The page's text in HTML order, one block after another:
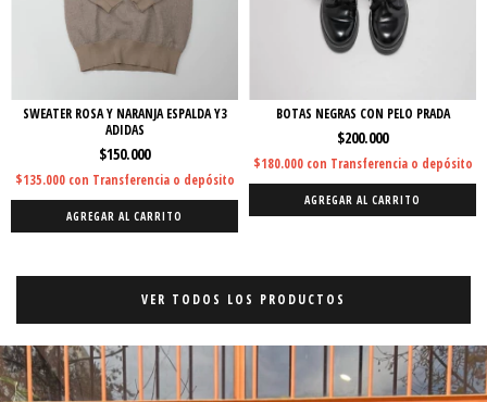
SWEATER ROSA Y NARANJA ESPALDA Y3
ADIDAS
$150.000
$135.000 con Transferencia o depósito
AGREGAR AL CARRITO
BOTAS NEGRAS CON PELO PRADA
$200.000
$180.000 con Transferencia o depósito
AGREGAR AL CARRITO
VER TODOS LOS PRODUCTOS